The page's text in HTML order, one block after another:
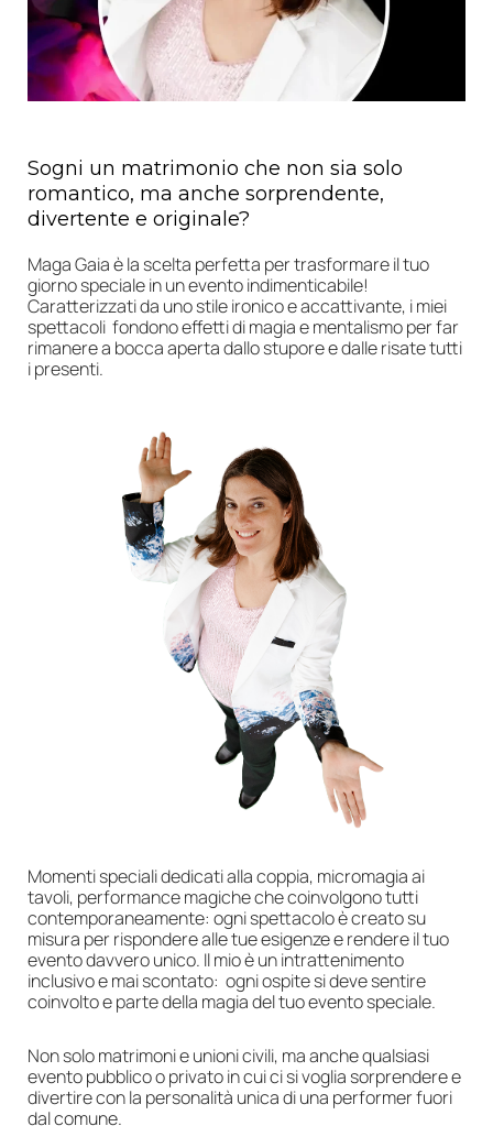
Sogni un matrimonio che non sia solo
romantico, ma anche sorprendente,
divertente e originale?
Maga Gaia è la scelta perfetta per trasformare il tuo
giorno speciale in un evento indimenticabile!
Caratterizzati da uno stile ironico e accattivante, i miei
spettacoli fondono effetti di magia e mentalismo per far
rimanere a bocca aperta dallo stupore e dalle risate tutti
i presenti.
Momenti speciali dedicati alla coppia, micromagia ai
tavoli, performance magiche che coinvolgono tutti
contemporaneamente: ogni spettacolo è creato su
misura per rispondere alle tue esigenze e rendere il tuo
evento davvero unico. Il mio è un intrattenimento
inclusivo e mai scontato: ogni ospite si deve sentire
coinvolto e parte della magia del tuo evento speciale.
Non solo matrimoni e unioni civili, ma anche qualsiasi
evento pubblico o privato in cui ci si voglia sorprendere e
divertire con la personalità unica di una performer fuori
dal comune.